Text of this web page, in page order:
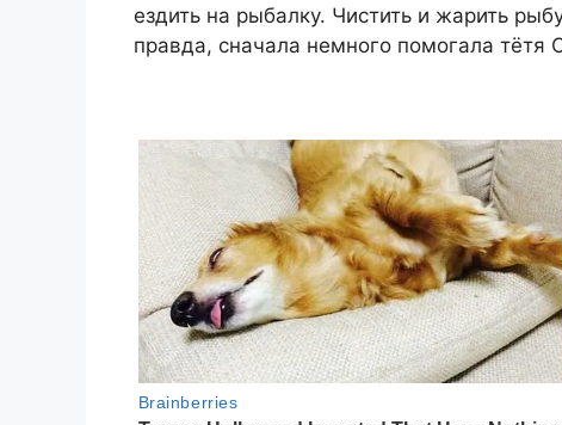
ездить на рыбалку. Чистить и жарить
правда, сначала немного помогала тётя